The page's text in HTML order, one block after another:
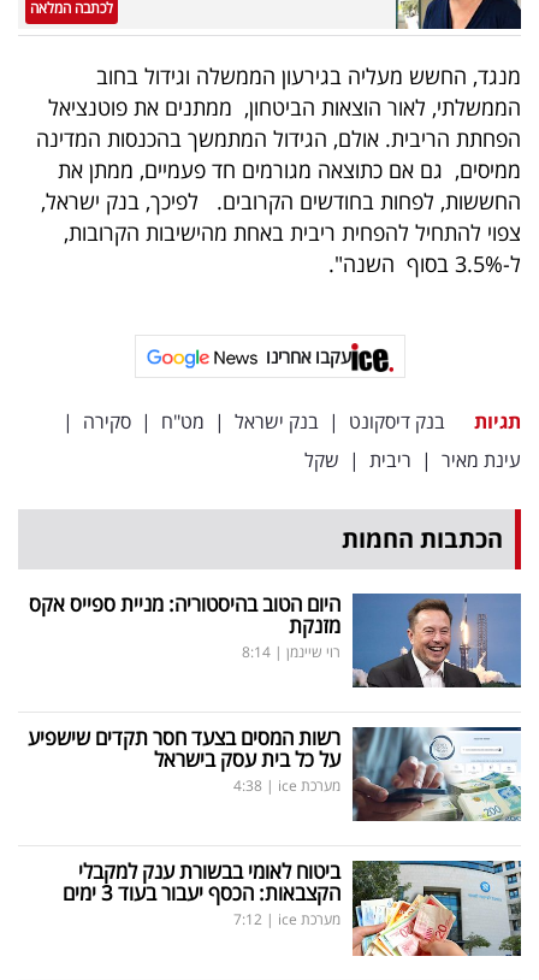
פרסמו
עקבו
אחרינו:
לכתבה המלאה
מנגד, החשש מעליה בגירעון הממשלה וגידול בחוב
הממשלתי, לאור הוצאות הביטחון, ממתנים את פוטנציאל
הפחתת הריבית. אולם, הגידול המתמשך בהכנסות המדינה
ממיסים, גם אם כתוצאה מגורמים חד פעמיים, ממתן את
החששות, לפחות בחודשים הקרובים. לפיכך, בנק ישראל,
צפוי להתחיל להפחית ריבית באחת מהישיבות הקרובות,
ל-3.5% בסוף השנה".
עקבו אחרינו
תגיות בנק דיסקונט | בנק ישראל | מט"ח | סקירה |
עינת מאיר | ריבית | שקל
הכתבות החמות
היום הטוב בהיסטוריה: מניית ספייס אקס
מזנקת
רוי שיינמן |
8:14
רשות המסים בצעד חסר תקדים שישפיע
על כל בית עסק בישראל
מערכת ice |
4:38
ביטוח לאומי בבשורת ענק למקבלי
הקצבאות: הכסף יעבור בעוד 3 ימים
מערכת ice |
7:12